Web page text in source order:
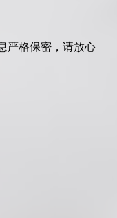
严格保密，请放心